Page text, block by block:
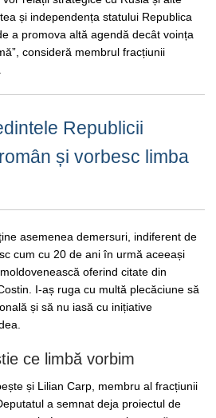
și independența statului Republica
a promova altă agendă decât voința
consideră membrul fracțiunii
Republicii
și vorbesc limba
asemenea demersuri, indiferent de
cum cu 20 de ani în urmă aceeași
oferind citate din
I-aș ruga cu multă plecăciune să
și să nu iasă cu inițiative
ce limbă vorbim
și Lilian Carp, membru al fracțiunii
a semnat deja proiectul de